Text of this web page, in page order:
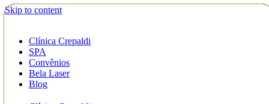
Skip to content
Clínica Crepaldi
SPA
Convênios
Bela Laser
Blog